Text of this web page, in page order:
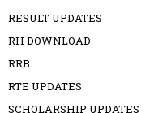
RESULT UPDATES
RH DOWNLOAD
RRB
RTE UPDATES
SCHOLARSHIP UPDATES